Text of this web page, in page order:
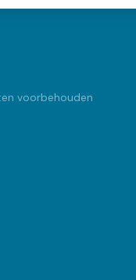
voorbehouden